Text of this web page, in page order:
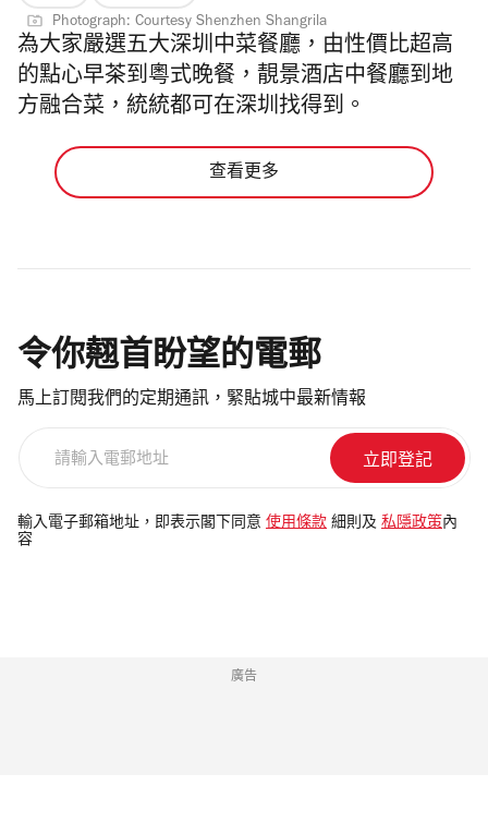
Photograph: Courtesy Shenzhen Shangrila
為大家嚴選五大深圳中菜餐廳，由性價比超高
的點心早茶到粵式晚餐，靚景酒店中餐廳到地
方融合菜， 統統都可在深圳找得到。
查看更多
令你翹首盼望的電郵
馬上訂閱我們的定期通訊，緊貼城中最新情報
電
郵
輸入電子郵箱地址，即表示閣下同意 使用條款 細則及 私隱政策內
容
廣告